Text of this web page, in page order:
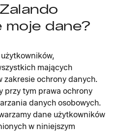
dane?
mających
zakresie ochrony danych.
przy tym prawa ochrony
danych osobowych.
dane użytkowników
w niniejszym